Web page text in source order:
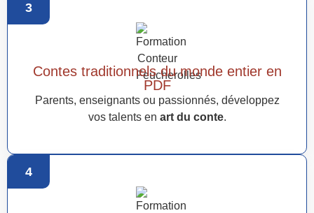
3
Contes traditionnels du monde entier en
PDF
Parents, enseignants ou passionnés, développez
vos talents en art du conte.
4